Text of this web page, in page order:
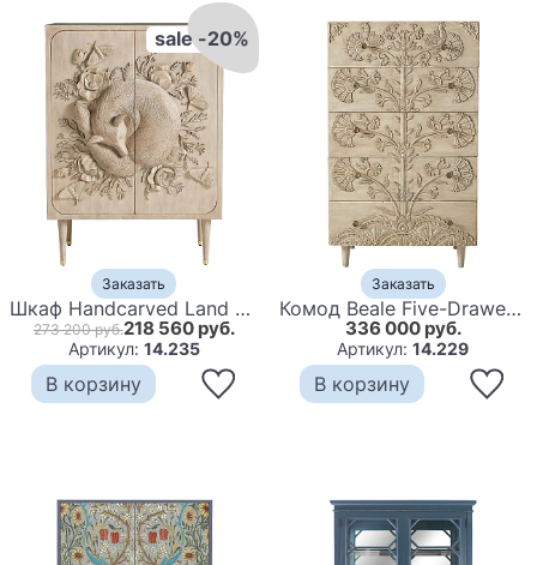
sale -20%
Заказать
Шкаф Handcarved Land & Sky Cabinet
273 200 руб.218 560 руб.
Артикул: 14.235
В корзину
Заказать
Комод Beale Five-Drawer Dresser
336 000 руб.
Артикул:14.229
В корзину